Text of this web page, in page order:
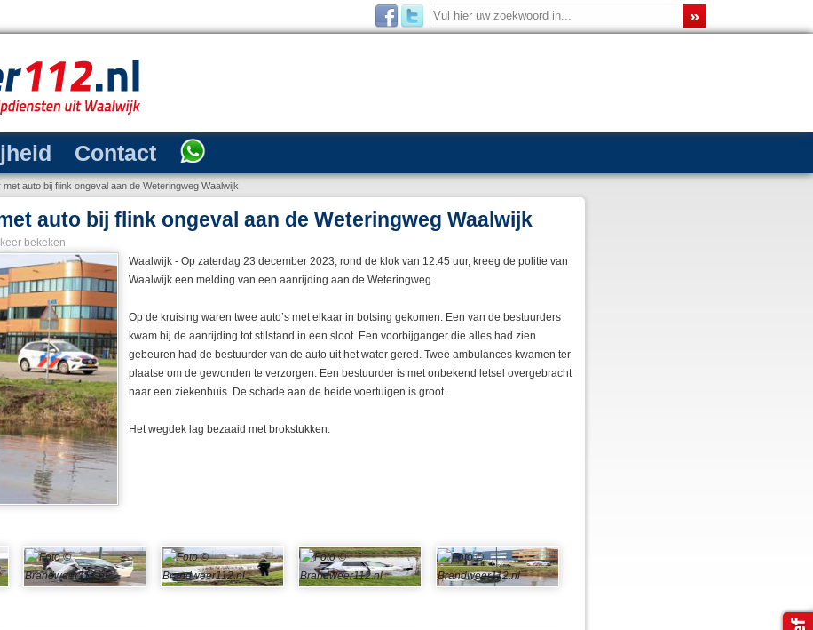
Contact
auto bij flink ongeval aan de Weteringweg Waalwijk
auto bij flink ongeval aan de Weteringweg Waalwijk
keer bekeken
Waalwijk - Op zaterdag 23 december 2023, rond de klok van 12:45 uur, kreeg de politie van
Waalwijk een melding van een aanrijding aan de Weteringweg.
Op de kruising waren twee auto’s met elkaar in botsing gekomen. Een van de bestuurders
kwam bij de aanrijding tot stilstand in een sloot. Een voorbijganger die alles had zien
gebeuren had de bestuurder van de auto uit het water gered. Twee ambulances kwamen ter
plaatse om de gewonden te verzorgen. Een bestuurder is met onbekend letsel overgebracht
naar een ziekenhuis. De schade aan de beide voertuigen is groot.
Het wegdek lag bezaaid met brokstukken.